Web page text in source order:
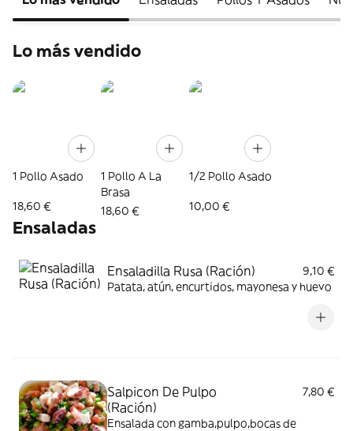
Lo más vendido
1 Pollo Asado
18,60 €
1 Pollo A La
Brasa
18,60 €
1/2 Pollo Asado
10,00 €
Ensaladas
Ensaladilla Rusa (Ración)
9,10 €
Patata, atún, encurtidos, mayonesa y huevo
Salpicon De Pulpo
(Ración)
7,80 €
Ensalada con gamba,pulpo,bocas de